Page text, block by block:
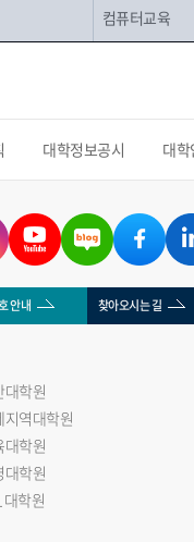
컴퓨터교육
대학정보공시 대
안내 찾아오시는 길
대학원
지역대학원
대학원
대학원
대학원